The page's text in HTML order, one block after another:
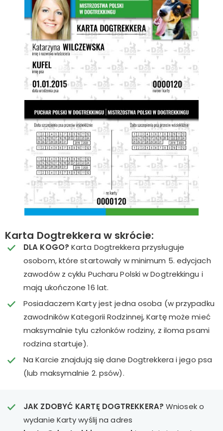
Karta Dogtrekkera w skrócie:
DLA KOGO? Karta Dogtrekkera przysługuje
osobom, które startowały w minimum 5. edycjach
zawodów z cyklu Pucharu Polski w Dogtrekkingu i
mają ukończone 16 lat.
Posiadaczem Karty jest jedna osoba (w przypadku
zawodników Kategorii Rodzinnej, Kartę może mieć
maksymalnie tylu członków rodziny, z iloma psami
rodzina startuje).
Na Karcie znajdują się dane Dogtrekkera i jego psa
(lub maksymalnie 2. psów).
JAK ZDOBYĆ KARTĘ DOGTREKKERA? Wniosek o
wydanie Karty wyślij na adres